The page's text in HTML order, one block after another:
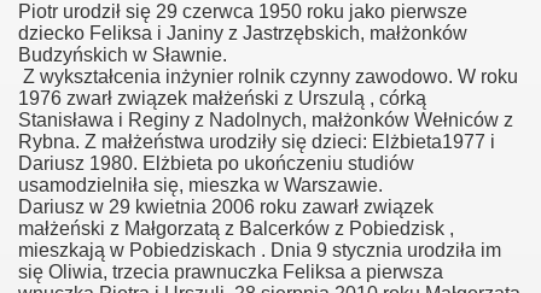
Piotr urodził się 29 czerwca 1950 roku jako pierwsze
dziecko Feliksa i Janiny z Jastrzębskich, małżonków
Budzyńskich w Sławnie.
Z wykształcenia inżynier rolnik czynny zawodowo. W roku
1976 zwarł związek małżeński z Urszulą , córką
Stanisława i Reginy z Nadolnych, małżonków Wełniców z
Rybna. Z małżeństwa urodziły się dzieci: Elżbieta1977 i
Dariusz 1980. Elżbieta po ukończeniu studiów
usamodzielniła się, mieszka w Warszawie.
Dariusz w 29 kwietnia 2006 roku zawarł związek
małżeński z Małgorzatą z Balcerków z Pobiedzisk ,
mieszkają w Pobiedziskach . Dnia 9 stycznia urodziła im
się Oliwia, trzecia prawnuczka Feliksa a pierwsza